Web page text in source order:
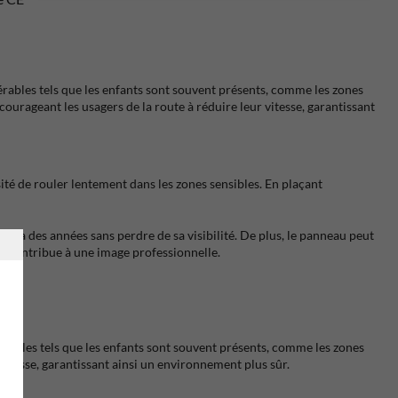
tels que les enfants sont souvent présents, comme les zones
les usagers de la route à réduire leur vitesse, garantissant
de rouler lentement dans les zones sensibles. En plaçant
des années sans perdre de sa visibilité. De plus, le panneau peut
contribue à une image professionnelle.
tels que les enfants sont souvent présents, comme les zones
garantissant ainsi un environnement plus sûr.